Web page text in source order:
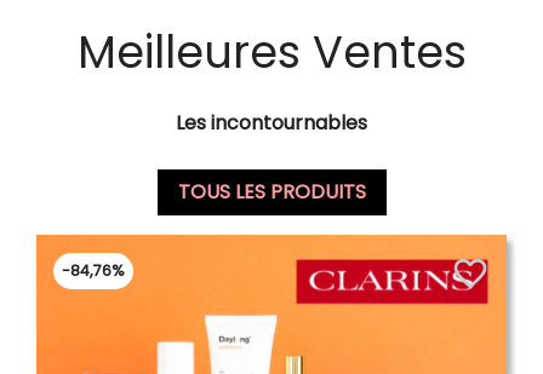
Meilleures Ventes
Les incontournables
TOUS LES PRODUITS
-84,76% favorite_border